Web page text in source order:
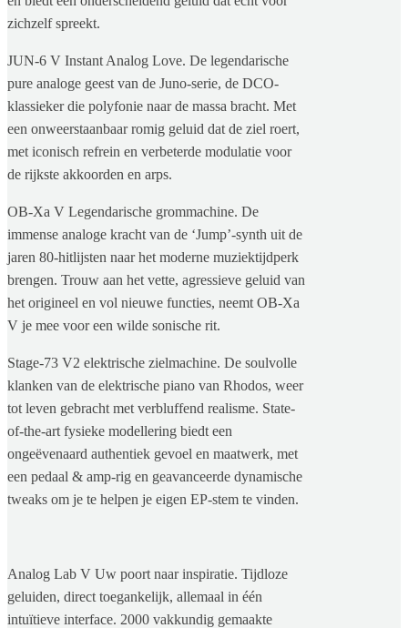
zichzelf spreekt.
JUN-6 V Instant Analog Love. De legendarische
pure analoge geest van de Juno-serie, de DCO-
klassieker die polyfonie naar de massa bracht. Met
een onweerstaanbaar romig geluid dat de ziel roert,
met iconisch refrein en verbeterde modulatie voor
de rijkste akkoorden en arps.
OB-Xa V Legendarische grommachine. De
immense analoge kracht van de ‘Jump’-synth uit de
jaren 80-hitlijsten naar het moderne muziektijdperk
brengen. Trouw aan het vette, agressieve geluid van
het origineel en vol nieuwe functies, neemt OB-Xa
V je mee voor een wilde sonische rit.
Stage-73 V2 elektrische zielmachine. De soulvolle
klanken van de elektrische piano van Rhodos, weer
tot leven gebracht met verbluffend realisme. State-
of-the-art fysieke modellering biedt een
ongeëvenaard authentiek gevoel en maatwerk, met
een pedaal & amp-rig en geavanceerde dynamische
tweaks om je te helpen je eigen EP-stem te vinden.
Analog Lab V Uw poort naar inspiratie. Tijdloze
geluiden, direct toegankelijk, allemaal in één
intuïtieve interface. 2000 vakkundig gemaakte